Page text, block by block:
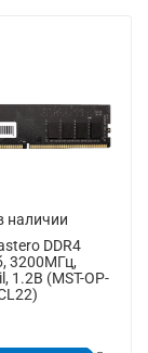
наличии
DDR4
3200МГц,
1.2В (MST-OP-